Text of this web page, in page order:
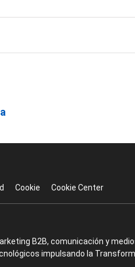
Cookie Cookie Center
B2B, comunicación y
impulsando la